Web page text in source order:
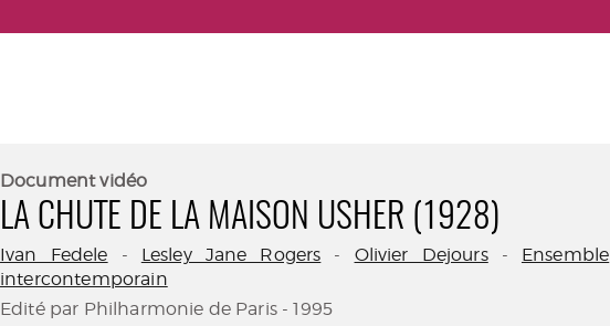
Document vidéo
LA CHUTE DE LA MAISON USHER (1928)
Ivan Fedele - Lesley Jane Rogers - Olivier Dejours- Ensemble
intercontemporain
Edité par Philharmonie de Paris - 1995